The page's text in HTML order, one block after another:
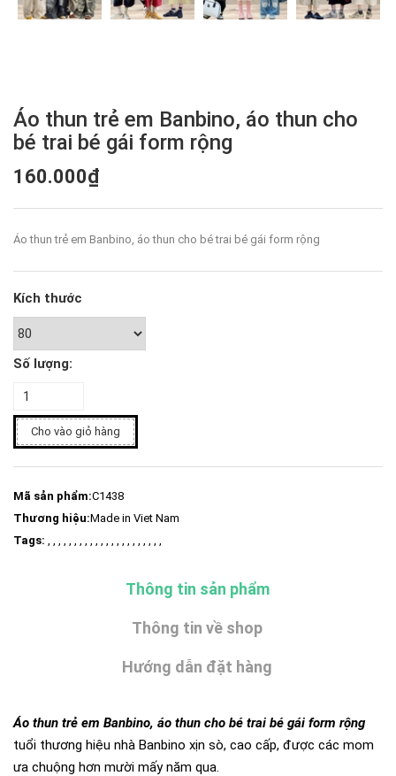
Áo thun trẻ em Banbino, áo thun cho
bé trai bé gái form rộng
160.000₫
Áo thun trẻ em Banbino, áo thun cho bé trai bé gái form rộng
Kích thước
Số lượng:
Cho vào giỏ hàng
Mã sản phẩm:C1438
Thương hiệu:Made in Viet Nam
Tags:
Thông tin sản phẩm
Thông tin về shop
Hướng dẫn đặt hàng
Áo thun trẻ em Banbino, áo thun cho bé trai bé gái form rộng
tuổi thương hiệu nhà Banbino xịn sò, cao cấp, được các mom
ưa chuộng hơn mười mấy năm qua.